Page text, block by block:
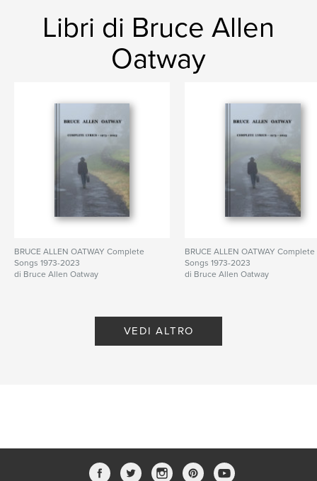
Libri di Bruce Allen
Oatway
BRUCE ALLEN OATWAY Complete
Songs 1973-2023
di Bruce Allen Oatway
BRUCE ALLEN OATWAY Complete
Songs 1973-2023
di Bruce Allen Oatway
VEDI ALTRO